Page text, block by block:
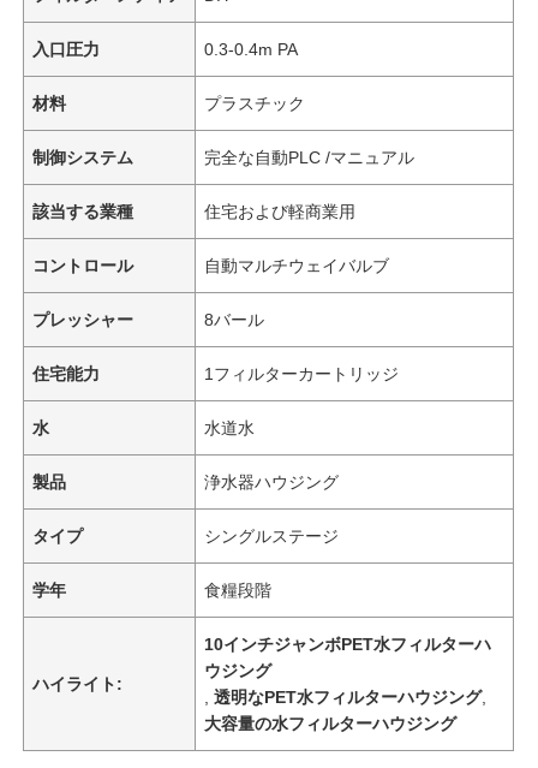
ホーム
製品
ビデオ
入口圧力 0.3-0.4m PA
材料 プラスチック
制御システム 完全な自動PLC /マニュアル
該当する業種 住宅および軽商業用
コントロール 自動マルチウェイバルブ
プレッシャー 8バール
住宅能力 1フィルターカートリッジ
水 水道水
製品 浄水器ハウジング
タイプ シングルステージ
学年 食糧段階
ハイライト:
10インチジャンボPET水フィルターハ
ウジング
,透明なPET水フィルターハウジング,
大容量の水フィルターハウジング